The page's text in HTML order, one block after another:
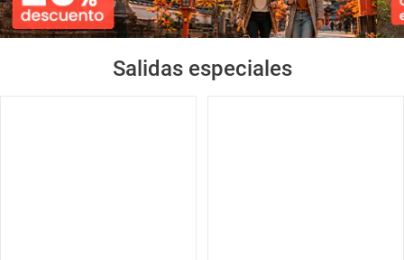
Salidas especiales